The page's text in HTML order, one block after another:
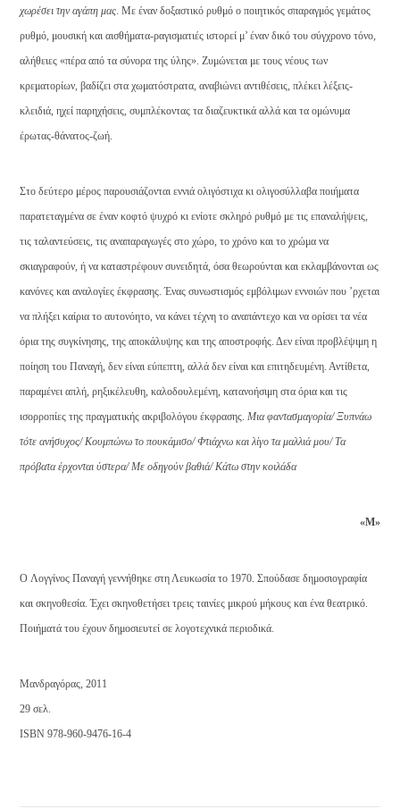
χωρέσει την αγάπη μας . Με έναν δοξαστικό ρυθμό ο ποιητικός σπαραγμός γεμάτος
ρυθμό, μουσική και αισθήματα-ραγισματιές ιστορεί μ’ έναν δικό του σύγχρονο τόνο,
αλήθειες «πέρα από τα σύνορα της ύλης». Ζυμώνεται με τους νέους των
κρεματορίων, βαδίζει στα χωματόστρατα, αναβιώνει αντιθέσεις, πλέκει λέξεις-
κλειδιά, ηχεί παρηχήσεις, συμπλέκοντας τα διαζευκτικά αλλά και τα ομώνυμα
έρωτας-θάνατος-ζωή.
Στο δεύτερο μέρος παρουσιάζονται εννιά ολιγόστιχα κι ολιγοσύλλαβα ποιήματα
παρατεταγμένα σε έναν κοφτό ψυχρό κι ενίοτε σκληρό ρυθμό με τις επαναλήψεις,
τις ταλαντεύσεις, τις αναπαραγωγές στο χώρο, το χρόνο και το χρώμα να
σκιαγραφούν, ή να καταστρέφουν συνειδητά, όσα θεωρούνται και εκλαμβάνονται ως
κανόνες και αναλογίες έκφρασης. Ένας συνωστισμός εμβόλιμων εννοιών που ’ρχεται
να πλήξει καίρια το αυτονόητο, να κάνει τέχνη το αναπάντεχο και να ορίσει τα νέα
όρια της συγκίνησης, της αποκάλυψης και της αποστροφής. Δεν είναι προβλέψιμη η
ποίηση του Παναγή, δεν είναι εύπεπτη, αλλά δεν είναι και επιτηδευμένη. Αντίθετα,
παραμένει απλή, ρηξικέλευθη, καλοδουλεμένη, κατανοήσιμη στα όρια και τις
ισορροπίες της πραγματικής ακριβολόγου έκφρασης.Μια φαντασμαγορία/ Ξυπνάω
τότε ανήσυχος/ Κουμπώνω το πουκάμισο/ Φτιάχνω και λίγο τα μαλλιά μου/ Τα
πρόβατα έρχονται ύστερα/ Με οδηγούν βαθιά/ Κάτω στην κοιλάδα
«Μ»
O Λογγίνος Παναγή γεννήθηκε στη Λευκωσία το 1970. Σπούδασε δημοσιογραφία
και σκηνοθεσία. Έχει σκηνοθετήσει τρεις ταινίες μικρού μήκους και ένα θεατρικό.
Ποιήματά του έχουν δημοσιευτεί σε λογοτεχνικά περιοδικά.
Μανδραγόρας, 2011
29 σελ.
ISBN 978-960-9476-16-4